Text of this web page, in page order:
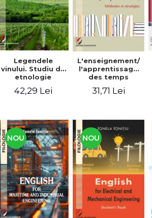
Legendele
vinului. Studiu de
etnologie
42,29 Lei
L'enseignement/
l'apprentissage
des temps
l'indicatif.
31,71 Lei
NOU NOU